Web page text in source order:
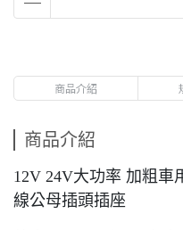
商品介紹
商品介紹
12V 24V大功率 加粗車
線公母插頭插座